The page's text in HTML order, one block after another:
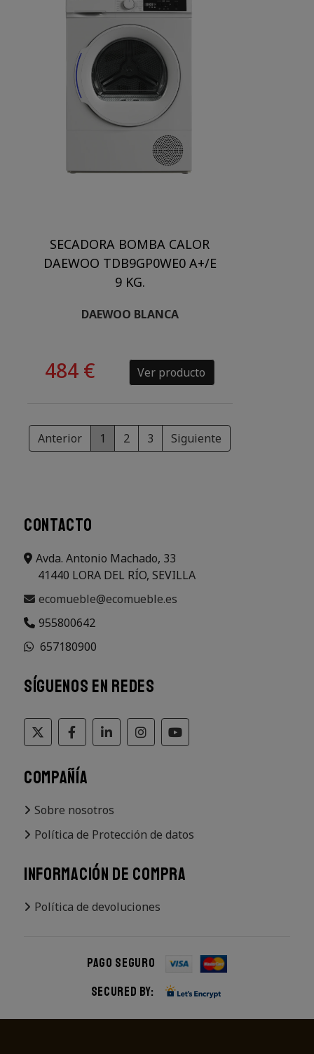
SECADORA BOMBA CALOR
DAEWOO TDB9GP0WE0 A+/E
9 KG.
DAEWOO BLANCA
484 € Ver producto
Anterior 1 2 3 Siguiente
CONTACTO
Avda. Antonio Machado, 33
41440 LORA DEL RÍO, SEVILLA
ecomueble@ecomueble.es
955800642
657180900
SÍGUENOS EN REDES
COMPAÑÍA
Sobre nosotros
Política de Protección de datos
INFORMACIÓN DE COMPRA
Política de devoluciones
Pago seguro
Secured by: